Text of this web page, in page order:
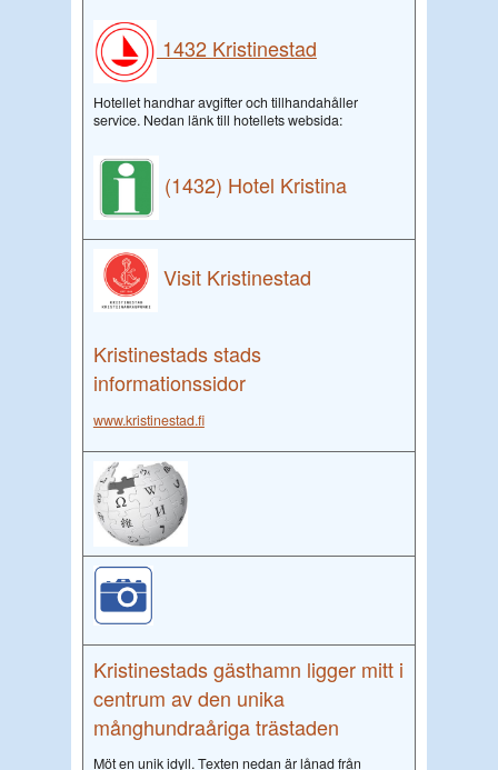
1432 Kristinestad
Hotellet handhar avgifter och tillhandahåller
service. Nedan länk till hotellets websida:
(1432) Hotel Kristina
Visit Kristinestad
Kristinestads stads
informationssidor
www.kristinestad.fi
Kristinestads gästhamn ligger mitt i
centrum av den unika
månghundraåriga trästaden
Möt en unik idyll. Texten nedan är lånad från